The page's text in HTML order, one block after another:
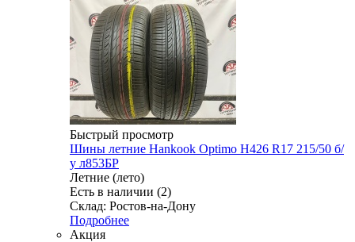
Быстрый просмотр
Шины летние Hankook Optimo H426 R17 215/50 б/
у л853БР
Летние (лето)
Есть в наличии (2)
Склад: Ростов-на-Дону
Подробнее
Акция